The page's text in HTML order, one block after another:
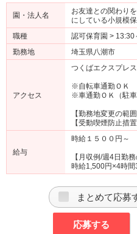
園・法人名
お友達との関わり
にしている小規模
職種
認可保育園 >
勤務地
埼玉県八潮市
アクセス
つくばエクスプレ
※自転車通勤ＯＫ
※車通勤ＯＫ（駐車
【勤務地変更の範
【受動喫煙防止措
給与
時給１５００円～
【月収例/週4日勤務
時給1,500円×4時
まとめて応募
応募する